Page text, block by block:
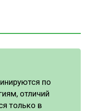
по
отличий
только в